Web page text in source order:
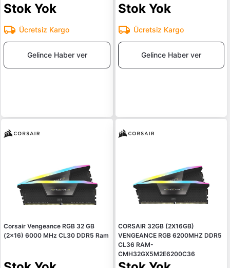
Stok Yok
Ücretsiz Kargo
Gelince Haber ver
Stok Yok
Ücretsiz Kargo
Gelince Haber ver
Corsair Vengeance RGB 32 GB
(2x16) 6000 MHz CL30 DDR5 Ram
CORSAIR 32GB (2X16GB)
VENGEANCE RGB 6200MHZ DDR5
CL36 RAM-
CMH32GX5M2E6200C36